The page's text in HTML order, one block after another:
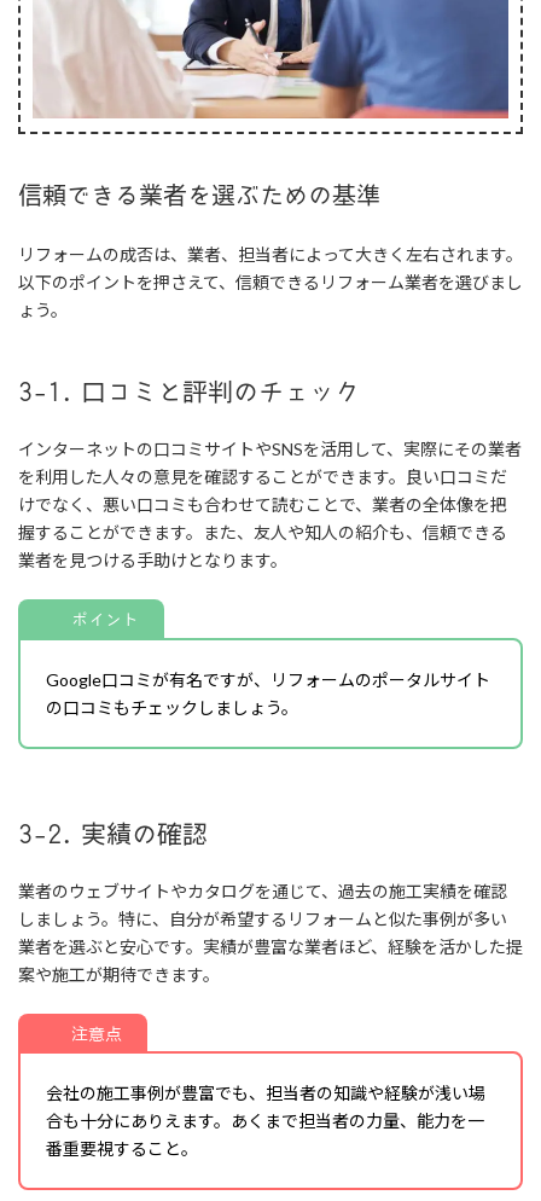
信頼できる業者を選ぶための基準
リフォームの成否は、業者、担当者によって大きく左右されます。
以下のポイントを押さえて、信頼できるリフォーム業者を選びまし
ょう。
3-1. 口コミと評判のチェック
インターネットの口コミサイトやSNSを活用して、実際にその業者
を利用した人々の意見を確認することができます。良い口コミだ
けでなく、悪い口コミも合わせて読むことで、業者の全体像を把
握することができます。また、友人や知人の紹介も、信頼できる
業者を見つける手助けとなります。
ポイント
Google口コミが有名ですが、リフォームのポータルサイト
の口コミもチェックしましょう。
3-2. 実績の確認
業者のウェブサイトやカタログを通じて、過去の施工実績を確認
しましょう。特に、自分が希望するリフォームと似た事例が多い
業者を選ぶと安心です。実績が豊富な業者ほど、経験を活かした提
案や施工が期待できます。
注意点
会社の施工事例が豊富でも、担当者の知識や経験が浅い場
合も十分にありえます。あくまで担当者の力量、能力を一
番重要視すること。